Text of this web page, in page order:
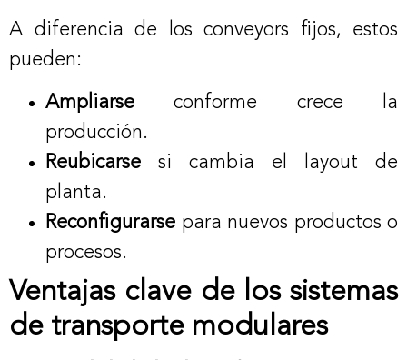
A diferencia de los conveyors fijos, estos
pueden:
Ampliarse conforme crece la
producción.
Reubicarse si cambia el layout de
planta.
Reconfigurarse para nuevos productos o
procesos.
Ventajas clave de los sistemas
de transporte modulares